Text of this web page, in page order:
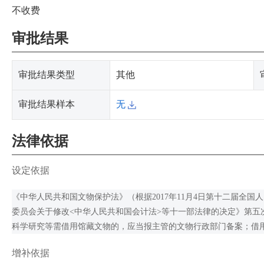
不收费
审批结果
审批结果类型 其他
审批结果样本 无
法律依据
设定依据
《中华人民共和国文物保护法》（根据2017年11月4日第十二届全
委员会关于修改<中华人民共和国会计法>等十一部法律的决定》第
科学研究等需借用馆藏文物的，应当报主管的文物行政部门备案；
增补依据